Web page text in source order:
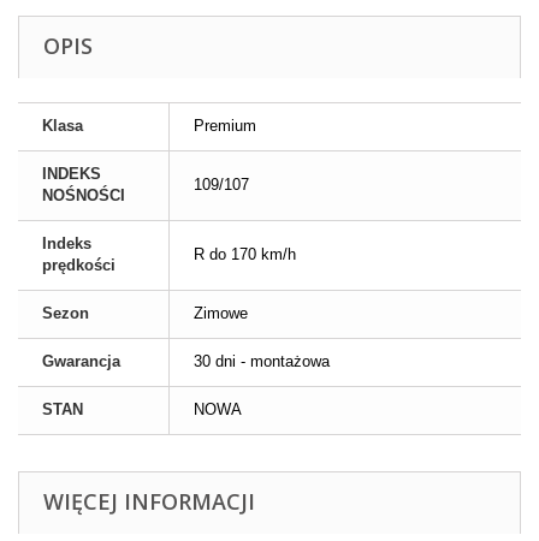
OPIS
Klasa Premium
INDEKS
NOŚNOŚCI
109/107
Indeks
prędkości
R do 170 km/h
Sezon Zimowe
Gwarancja 30 dni - montażowa
STAN NOWA
WIĘCEJ INFORMACJI